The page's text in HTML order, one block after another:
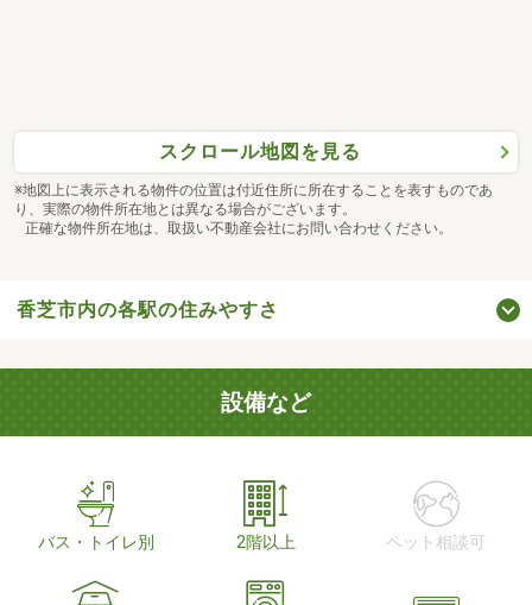
スクロール地図を見る
※地図上に表示される物件の位置は付近住所に所在することを表すものであ
り、実際の物件所在地とは異なる場合がございます。
正確な物件所在地は、取扱い不動産会社にお問い合わせください。
香芝市内の各駅の住みやすさ
設備など
バス・トイレ別 2階以上 ペット相談可